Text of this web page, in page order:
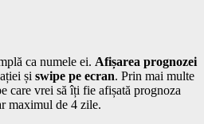
ca numele ei. Afișarea prognozei
și swipe pe ecran. Prin mai multe
care vrei să îți fie afișată prognoza
maximul de 4 zile.